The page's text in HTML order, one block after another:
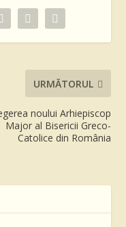
URMĂTORUL
noului Arhiepiscop
Major al Bisericii Greco-
Catolice din România